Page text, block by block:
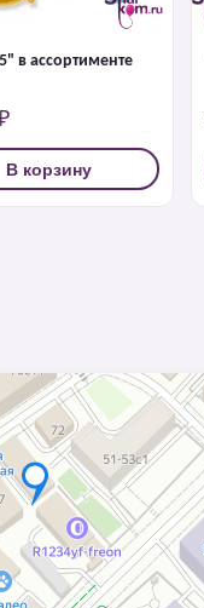
в ассортименте
В корзину